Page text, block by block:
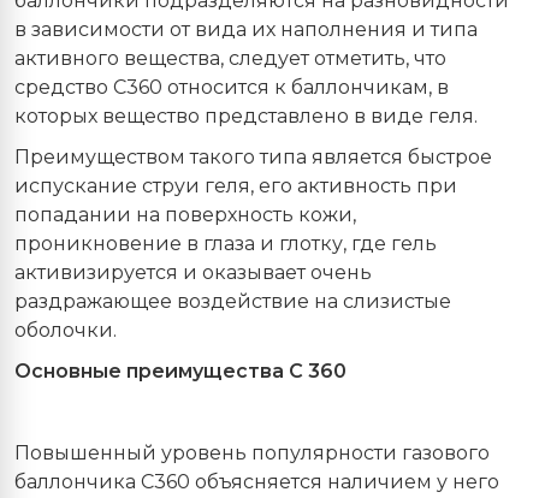
в зависимости от вида их наполнения и типа
активного вещества, следует отметить, что
средство С360 относится к баллончикам, в
которых вещество представлено в виде геля.
Преимуществом такого типа является быстрое
испускание струи геля, его активность при
попадании на поверхность кожи,
проникновение в глаза и глотку, где гель
активизируется и оказывает очень
раздражающее воздействие на слизистые
оболочки.
Основные преимущества С 360
Повышенный уровень популярности газового
баллончика С360 объясняется наличием у него